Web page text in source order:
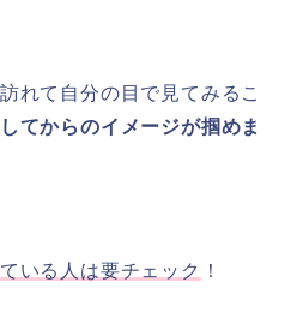
れて自分の目で見てみるこ
てからのイメージが掴めま
いる人は要チェック ！